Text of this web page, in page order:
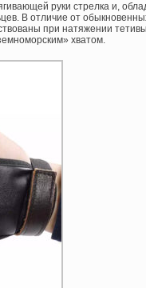
руки стрелка и,
В отличие от
при натяжении
хватом.